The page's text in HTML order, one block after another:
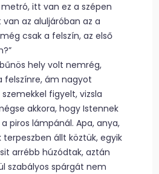
itt van ez a szépen
az aluljáróban az a
csak a felszín, az első
hely volt nemrég,
felszínre, ám nagyot
figyelt, vizsla
akkora, hogy Istennek
piros lámpánál. Apa, anya,
állt köztük, egyik
arrébb húzódtak, aztán
szabályos spárgát nem